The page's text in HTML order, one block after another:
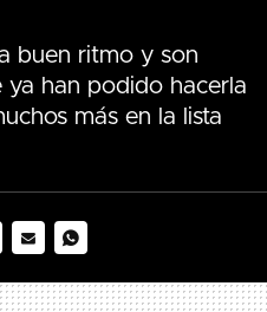
buen ritmo y son
ya han podido hacerla
más en la lista
MAIL